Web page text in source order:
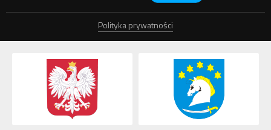
Polityka prywatności